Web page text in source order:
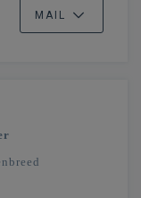
MAIL